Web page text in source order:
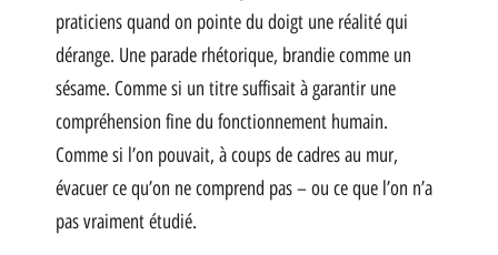
praticiens quand on pointe du doigt une réalité qui
dérange. Une parade rhétorique, brandie comme un
sésame. Comme si un titre suffisait à garantir une
compréhension fine du fonctionnement humain.
Comme si l’on pouvait, à coups de cadres au mur,
évacuer ce qu’on ne comprend pas – ou ce que l’on n’a
pas vraiment étudié.